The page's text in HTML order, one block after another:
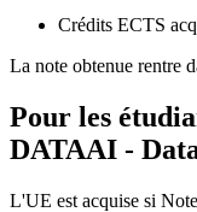
Crédits ECTS
La note obtenue rentre
Pour les
DATAAI -
L'UE est acquise si